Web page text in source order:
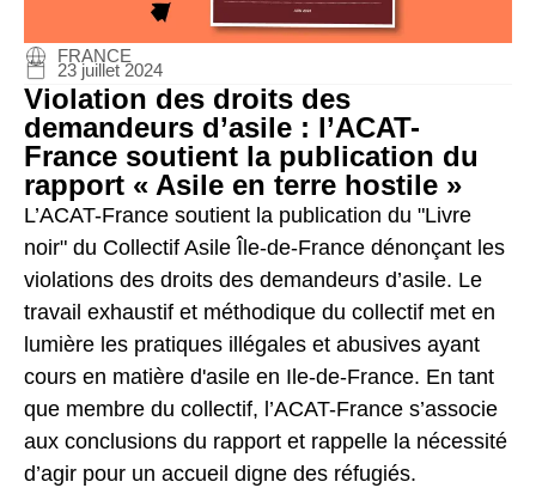
FRANCE
23 juillet 2024
Violation des droits des
demandeurs d’asile : l’ACAT-
France soutient la publication du
rapport « Asile en terre hostile »
L’ACAT-France soutient la publication du "Livre
noir" du Collectif Asile Île-de-France dénonçant les
violations des droits des demandeurs d’asile. Le
travail exhaustif et méthodique du collectif met en
lumière les pratiques illégales et abusives ayant
cours en matière d'asile en Ile-de-France. En tant
que membre du collectif, l’ACAT-France s’associe
aux conclusions du rapport et rappelle la nécessité
d’agir pour un accueil digne des réfugiés.